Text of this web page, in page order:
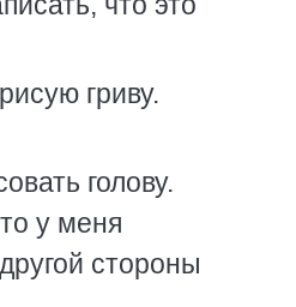
гриву.
голову.
у меня
стороны